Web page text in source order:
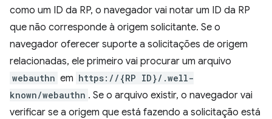
como um ID da RP, o navegador vai notar um ID da RP
que não corresponde à origem solicitante. Se o
navegador oferecer suporte a solicitações de origem
relacionadas, ele primeiro vai procurar um arquivo
webauthn em https://{RP ID}/.well-
known/webauthn . Se o arquivo existir, o navegador vai
verificar se a origem que está fazendo a solicitação está